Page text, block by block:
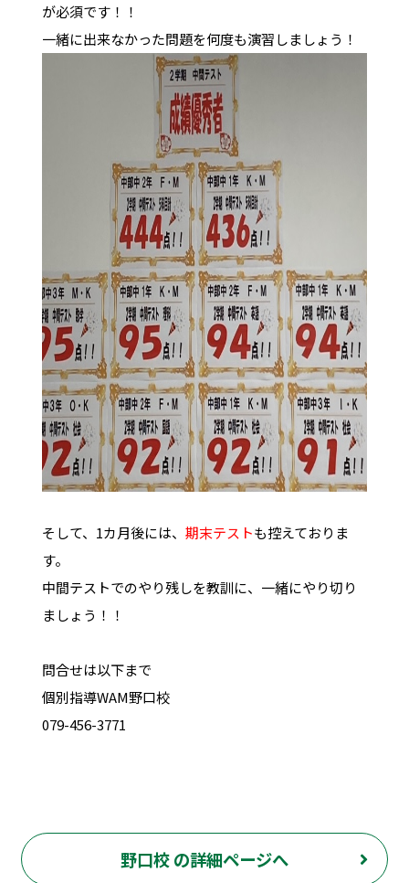
が必須です！！
一緒に出来なかった問題を何度も演習しましょう！
そして、1カ月後には、 期末テストも控えておりま
す。
中間テストでのやり残しを教訓に、一緒にやり切り
ましょう！！
問合せは以下まで
個別指導WAM野口校
079-456-3771
野口校 の詳細ページへ